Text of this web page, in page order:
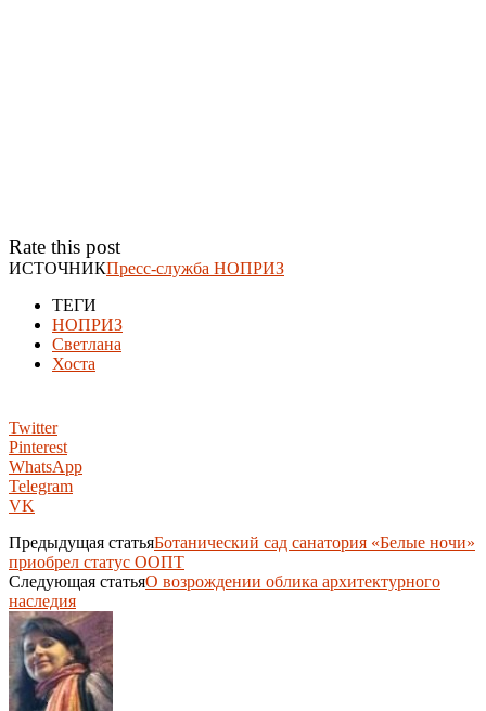
Rate this post
ИСТОЧНИКПресс-служба НОПРИЗ
ТЕГИ
НОПРИЗ
Светлана
Хоста
Twitter
Pinterest
WhatsApp
Telegram
VK
Предыдущая статьяБотанический сад санатория «Белые ночи»
приобрел статус ООПТ
Следующая статьяО возрождении облика архитектурного
наследия